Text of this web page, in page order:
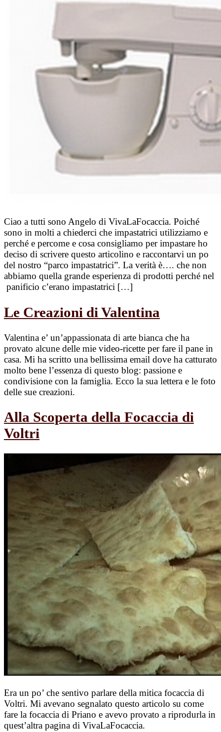
Ciao a tutti sono Angelo di VivaLaFocaccia. Poiché
sono in molti a chiederci che impastatrici utilizziamo e
perché e percome e cosa consigliamo per impastare ho
deciso di scrivere questo articolino e raccontarvi un po
del nostro “parco impastatrici”. La verità è…. che non
abbiamo quella grande esperienza di prodotti perché nel
panificio c’erano impastatrici […]
Le Creazioni di Valentina
Valentina e’ un’appassionata di arte bianca che ha
provato alcune delle mie video-ricette per fare il pane in
casa. Mi ha scritto una bellissima email dove ha catturato
molto bene l’essenza di questo blog: passione e
condivisione con la famiglia. Ecco la sua lettera e le foto
delle sue creazioni.
Alla Scoperta della Focaccia di
Voltri
Era un po’ che sentivo parlare della mitica focaccia di
Voltri. Mi avevano segnalato questo articolo su come
fare la focaccia di Priano e avevo provato a riprodurla in
quest’altra pagina di VivaLaFocaccia.